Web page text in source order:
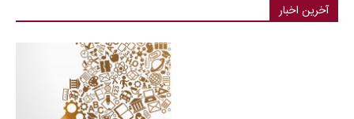
آخرین اخبار